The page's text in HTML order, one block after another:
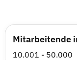
Mitarbeitende
10.001 - 50.000